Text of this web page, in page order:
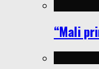
“Mali